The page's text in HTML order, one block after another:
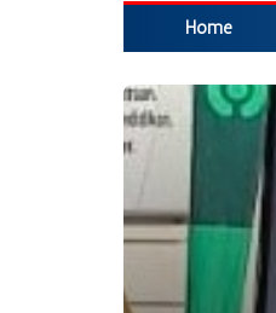
Home